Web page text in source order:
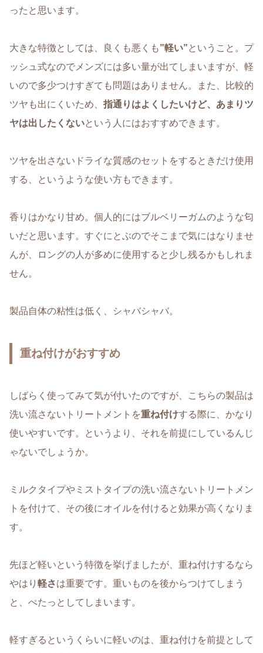
ったと思います。
大きな特徴としては、良くも悪くも”軽い”ということ。プ
ッシュ式なのでメンズには多い量が出てしまいますが、軽
いので多少つけすぎても問題はありません。また、比較的
ツヤも出にくいため、 指通りはよくしたいけど、あまりツ
ヤは出したくないという人にはおすすめできます。
ツヤを出さないドライな質感のセットをするときだけ使用
する、というような使い方もできます。
香りはかなり甘め。個人的にはブルベリーガムのような匂
いだと思います。すぐにとぶのでそこまで気にはなりませ
んが、ロングの人が多めに使用すると少し残るかもしれま
せん。
製品自体の粘性は低く、シャバシャバ。
重ね付けがおすすめ
しばらく使ってみて気が付いたのですが、こちらの製品は
洗い流さないトリートメントを重ね付けする際に、かなり
使いやすいです。というより、それを前提にしているんじ
ゃないでしょうか。
ミルクタイプやミストタイプの洗い流さないトリートメン
トを付けて、その後にオイルを付けると効果が高くなりま
す。
先ほど軽いという特徴を挙げましたが、重ね付けするなら
やはり 軽さは重要です。重いものを後からつけてしまう
と、ぺたっとしてしまいます。
軽すぎるというくらいに軽いのは、重ね付けを前提として